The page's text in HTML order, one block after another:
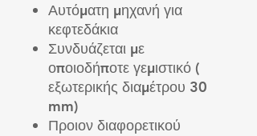
Αυτόματη μηχανή για
κεφτεδάκια
Συνδυάζεται με
οποιοδήποτε γεμιστικό (
εξωτερικής διαμέτρου 30
mm)
Προιον διαφορετικού